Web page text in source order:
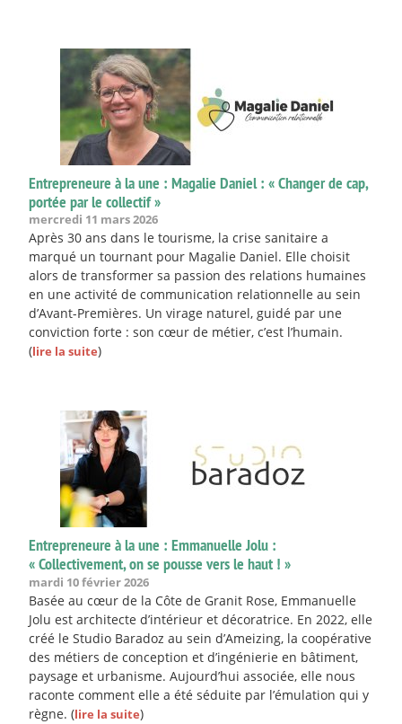
Entrepreneure à la une : Magalie Daniel : « Changer de cap,
portée par le collectif »
mercredi 11 mars 2026
Après 30 ans dans le tourisme, la crise sanitaire a
marqué un tournant pour Magalie Daniel. Elle choisit
alors de transformer sa passion des relations humaines
en une activité de communication relationnelle au sein
d’Avant-Premières. Un virage naturel, guidé par une
conviction forte : son cœur de métier, c’est l’humain.
(lire la suite)
Entrepreneure à la une : Emmanuelle Jolu :
« Collectivement, on se pousse vers le haut ! »
mardi 10 février 2026
Basée au cœur de la Côte de Granit Rose, Emmanuelle
Jolu est architecte d’intérieur et décoratrice. En 2022, elle
créé le Studio Baradoz au sein d’Ameizing, la coopérative
des métiers de conception et d’ingénierie en bâtiment,
paysage et urbanisme. Aujourd’hui associée, elle nous
raconte comment elle a été séduite par l’émulation qui y
règne. (lire la suite)